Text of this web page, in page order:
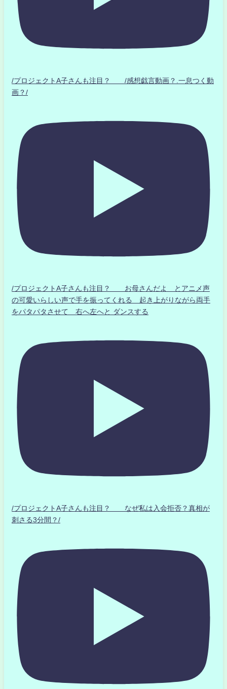
/プロジェクトA子さんも注目？ /感想戯言動画？.一息つく動
画？/
/プロジェクトA子さんも注目？ お母さんだよ とアニメ声
の可愛いらしい声で手を振ってくれる 起き上がりながら両手
をパタパタさせて 右へ左へと ダンスする
/プロジェクトA子さんも注目？ なぜ私は入会拒否？真相が
刺さる3分間？/